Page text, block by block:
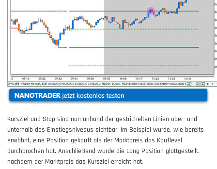
Kursziel und Stop sind nun anhand der gestrichelten Linien ober- und
unterhalb des Einstiegsniveaus sichtbar. Im Beispiel wurde, wie bereits
erwähnt, eine Position gekauft als der Marktpreis das Kauflevel
durchbrochen hat. Anschließend wurde die Long Position glattgestellt,
nachdem der Marktpreis das Kursziel erreicht hat.